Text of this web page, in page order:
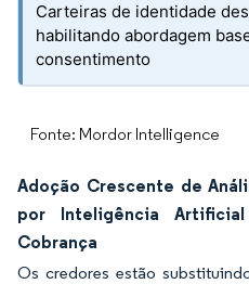
Carteiras de identidade
habilitando abordagem
consentimento
Fonte: Mordor Intelligence
Adoção Crescente de
por Inteligência
Cobrança
Os credores estão